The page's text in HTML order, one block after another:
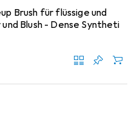
Brush für flüssige und
Blush - Dense Syntheti